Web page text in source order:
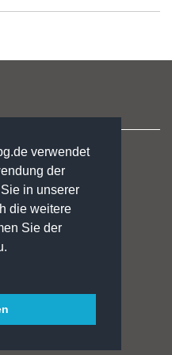
verwendet
der
in unserer
die weitere
Sie der